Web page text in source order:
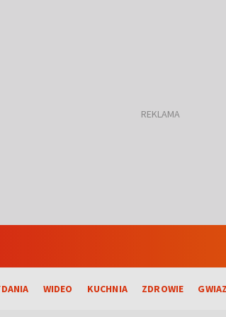
WIDEO KUCHNIA ZDROWIE